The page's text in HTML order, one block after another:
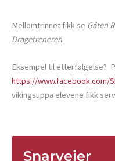
Mellomtrinnet fikk se Gåten
Dragetreneren.
Eksempel til etterfølgelse?
https://www.facebook.com/
vikingsuppa elevene fikk
Snarveier